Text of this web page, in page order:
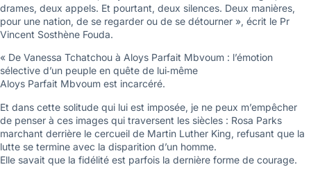
drames, deux appels. Et pourtant, deux silences. Deux manières,
pour une nation, de se regarder ou de se détourner », écrit le Pr
Vincent Sosthène Fouda.
« De Vanessa Tchatchou à Aloys Parfait Mbvoum : l’émotion
sélective d’un peuple en quête de lui‑même
Aloys Parfait Mbvoum est incarcéré.
Et dans cette solitude qui lui est imposée, je ne peux m’empêcher
de penser à ces images qui traversent les siècles : Rosa Parks
marchant derrière le cercueil de Martin Luther King, refusant que la
lutte se termine avec la disparition d’un homme.
Elle savait que la fidélité est parfois la dernière forme de courage.